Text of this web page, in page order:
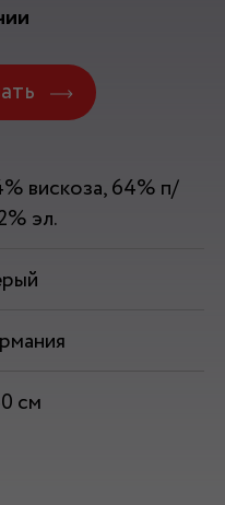
вискоза, 64% п/
эл.
см